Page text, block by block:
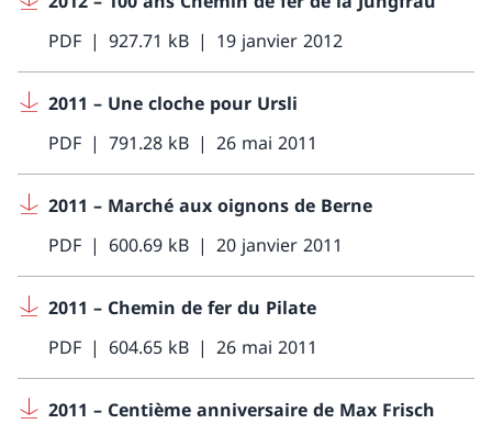
PDF
927.71 kB 19 janvier 2012
2011 – Une cloche pour Ursli
PDF
791.28 kB 26 mai 2011
2011 – Marché aux oignons de Berne
PDF
600.69 kB 20 janvier 2011
2011 – Chemin de fer du Pilate
PDF
604.65 kB 26 mai 2011
2011 – Centième anniversaire de Max Frisch